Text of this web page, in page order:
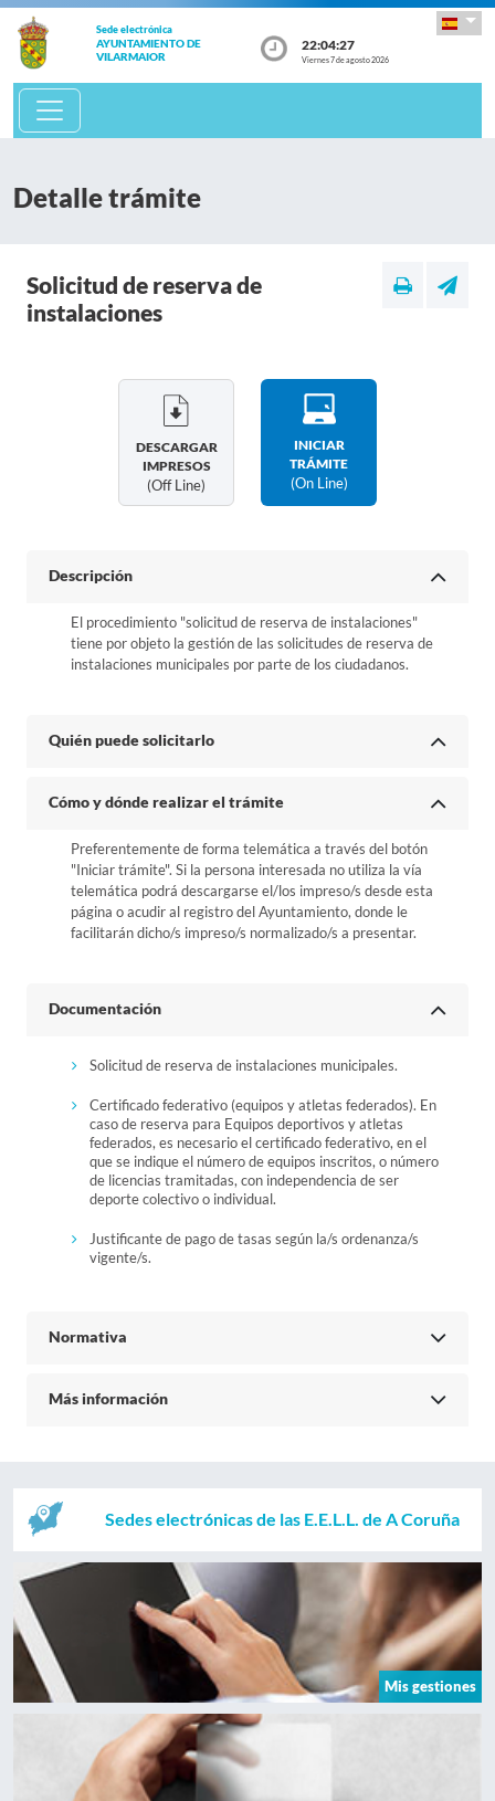
Sede electrónica
AYUNTAMIENTO DE
VILARMAIOR
22:04:27
Viernes 7 de agosto 2026
Detalle trámite
Solicitud de reserva de
instalaciones
DESCARGAR
IMPRESOS
(off Line)
INICIAR
TRÁMITE
(on Line)
Descripción
El procedimiento "solicitud de reserva de instalaciones"
tiene por objeto la gestión de las solicitudes de reserva de
instalaciones municipales por parte de los ciudadanos.
Quién puede solicitarlo
Cómo y dónde realizar el trámite
Preferentemente de forma telemática a través del botón
"Iniciar trámite". Si la persona interesada no utiliza la vía
telemática podrá descargarse el/los impreso/s desde esta
página o acudir al registro del Ayuntamiento, donde le
facilitarán dicho/s impreso/s normalizado/s a presentar.
Documentación
Solicitud de reserva de instalaciones municipales.
Certificado federativo (equipos y atletas federados). En
caso de reserva para Equipos deportivos y atletas
federados, es necesario el certificado federativo, en el
que se indique el número de equipos inscritos, o número
de licencias tramitadas, con independencia de ser
deporte colectivo o individual.
Justificante de pago de tasas según la/s ordenanza/s
vigente/s.
Normativa
Más información
Sedes electrónicas de las E.E.L.L. de A Coruña
Mis gestiones